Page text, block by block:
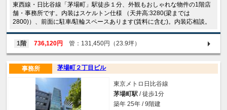
東西線・日比谷線「茅場町」駅徒歩１分、外観もおしゃれな物件の1階店
舗・事務所です。内装はスケルトン仕様 （天井高:3280(梁までは
2800)）、前面に駐車/駐輪スペースあります(賃料に含む)。内装応相談。
1階 736,120円 管：131,450円（23.9坪）
茅場町２丁目ビル
事務所
東京メトロ日比谷線
茅場町駅 / 徒歩1分
築年 25年 / 9階建